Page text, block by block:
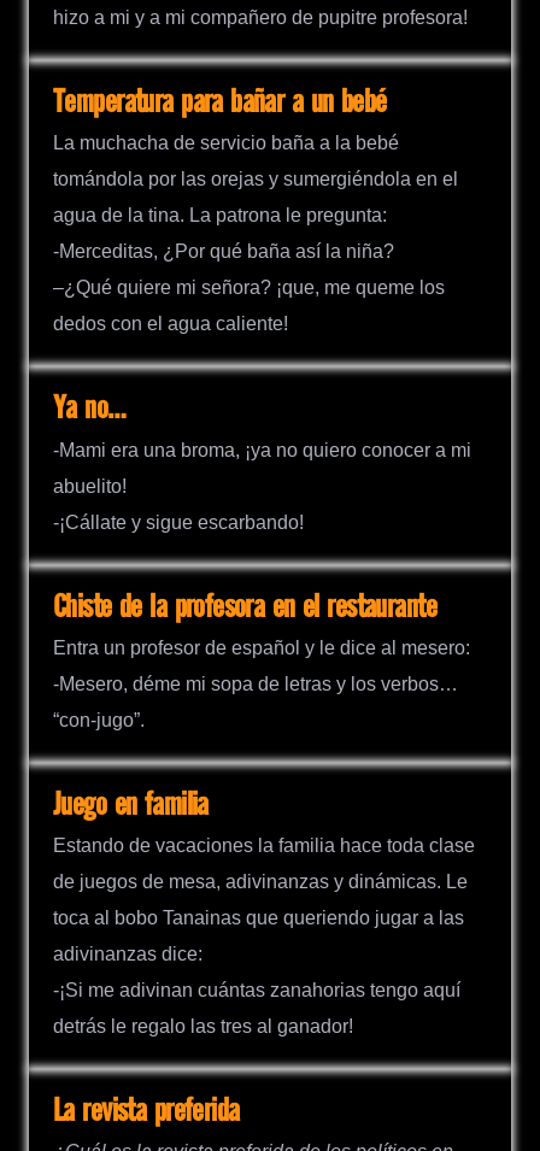
hizo a mi y a mi compañero de pupitre profesora!
Temperatura para bañar a un bebé
La muchacha de servicio baña a la bebé
tomándola por las orejas y sumergiéndola en el
agua de la tina. La patrona le pregunta:
-Merceditas, ¿Por qué baña así la niña?
–¿Qué quiere mi señora? ¡que, me queme los
dedos con el agua caliente!
Ya no…
-Mami era una broma, ¡ya no quiero conocer a mi
abuelito!
-¡Cállate y sigue escarbando!
Chiste de la profesora en el restaurante
Entra un profesor de español y le dice al mesero:
-Mesero, déme mi sopa de letras y los verbos…
“con-jugo”.
Juego en familia
Estando de vacaciones la familia hace toda clase
de juegos de mesa, adivinanzas y dinámicas. Le
toca al bobo Tanainas que queriendo jugar a las
adivinanzas dice:
-¡Si me adivinan cuántas zanahorias tengo aquí
detrás le regalo las tres al ganador!
La revista preferida